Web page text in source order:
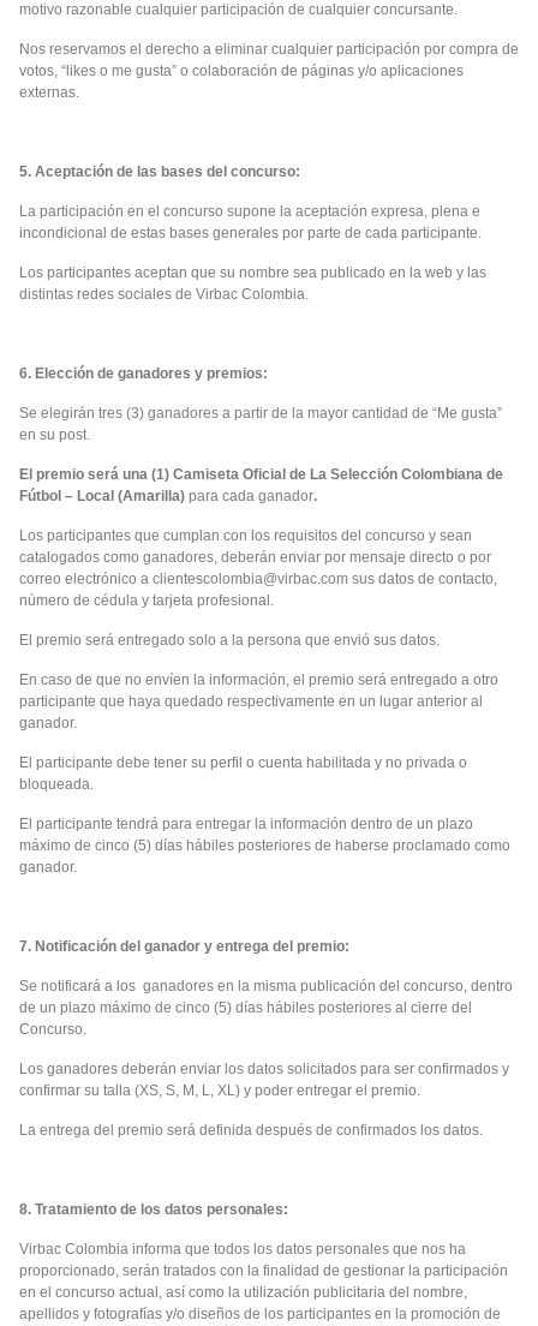
motivo razonable cualquier participación de cualquier concursante.
Nos reservamos el derecho a eliminar cualquier participación por compra de
votos, “likes o me gusta” o colaboración de páginas y/o aplicaciones
externas.
5. Aceptación de las bases del concurso:
La participación en el concurso supone la aceptación expresa, plena e
incondicional de estas bases generales por parte de cada participante.
Los participantes aceptan que su nombre sea publicado en la web y las
distintas redes sociales de Virbac Colombia.
6. Elección de ganadores y premios:
Se elegirán tres (3) ganadores a partir de la mayor cantidad de “Me gusta”
en su post.
El premio será una (1) Camiseta Oficial de La Selección Colombiana de
Fútbol – Local (Amarilla) para cada ganador.
Los participantes que cumplan con los requisitos del concurso y sean
catalogados como ganadores, deberán enviar por mensaje directo o por
correo electrónico a clientescolombia@virbac.com sus datos de contacto,
número de cédula y tarjeta profesional.
El premio será entregado solo a la persona que envió sus datos.
En caso de que no envíen la información, el premio será entregado a otro
participante que haya quedado respectivamente en un lugar anterior al
ganador.
El participante debe tener su perfil o cuenta habilitada y no privada o
bloqueada.
El participante tendrá para entregar la información dentro de un plazo
máximo de cinco (5) días hábiles posteriores de haberse proclamado como
ganador.
7. Notificación del ganador y entrega del premio:
Se notificará a los ganadores en la misma publicación del concurso, dentro
de un plazo máximo de cinco (5) días hábiles posteriores al cierre del
Concurso.
Los ganadores deberán enviar los datos solicitados para ser confirmados y
confirmar su talla (XS, S, M, L, XL) y poder entregar el premio.
La entrega del premio será definida después de confirmados los datos.
8. Tratamiento de los datos personales:
Virbac Colombia informa que todos los datos personales que nos ha
proporcionado, serán tratados con la finalidad de gestionar la participación
en el concurso actual, así como la utilización publicitaria del nombre,
apellidos y fotografías y/o diseños de los participantes en la promoción de